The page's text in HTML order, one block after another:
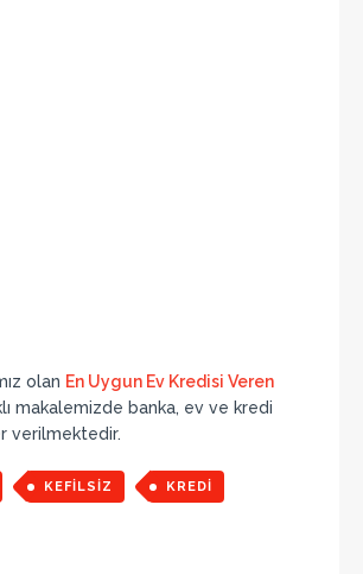
olan En Uygun Ev Kredisi Veren
makalemizde banka, ev ve kredi
verilmektedir.
KEFILSIZ KREDI